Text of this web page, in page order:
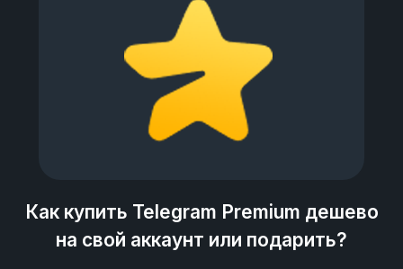
Как купить Telegram Premium дешево
на свой аккаунт или подарить?